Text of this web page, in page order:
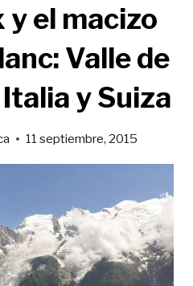
y el macizo
Valle de
y Suiza
11 septiembre, 2015